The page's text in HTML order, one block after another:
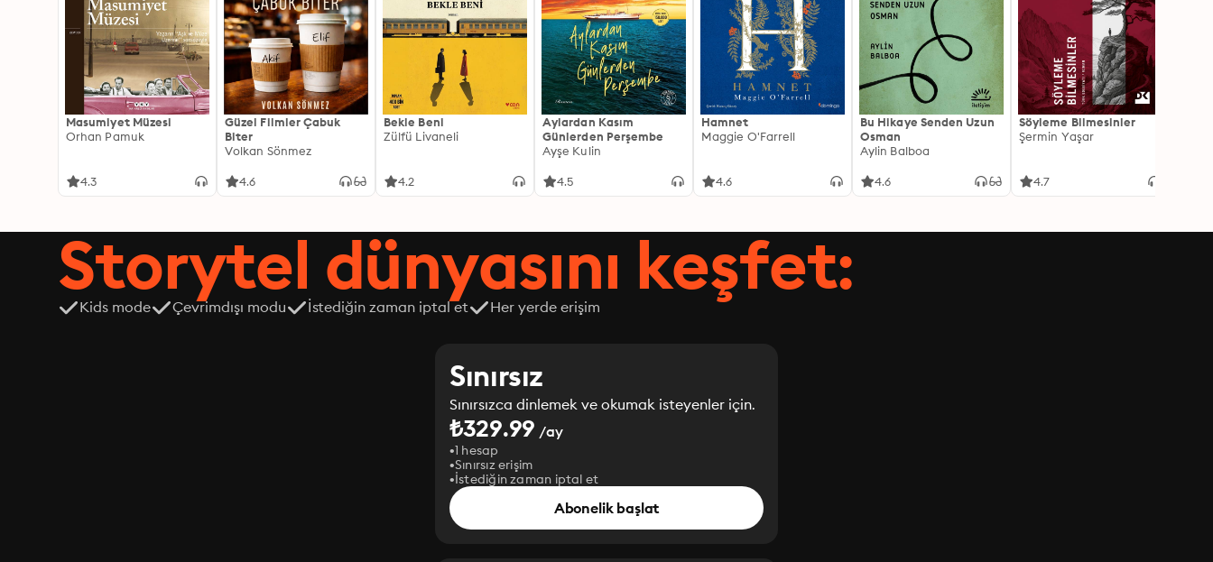
Masumiyet Müzesi
Orhan Pamuk
4.3
Güzel Filmler Çabuk
Biter
Volkan Sönmez
4.6
Bekle Beni
Zülfü Livaneli
4.2
Aylardan Kasım
Günlerden Perşembe
Ayşe Kulin
4.5
Hamnet
Maggie O'Farrell
4.6
Bu Hikaye Senden Uzun
Osman
Aylin Balboa
4.6
Söyleme Bilmesinler
Şermin Yaşar
4.7
Storytel dünyasını keşfet:
Kids mode Çevrimdışı modu İstediğin zaman iptal et Her yerde erişim
Sınırsız
Sınırsızca dinlemek ve okumak isteyenler için.
₺329.99 /ay
1 hesap
Sınırsız erişim
İstediğin zaman iptal et
Abonelik başlat